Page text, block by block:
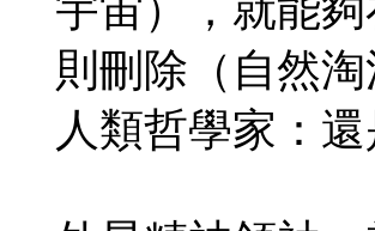
則刪除（自然淘
人類哲學家：